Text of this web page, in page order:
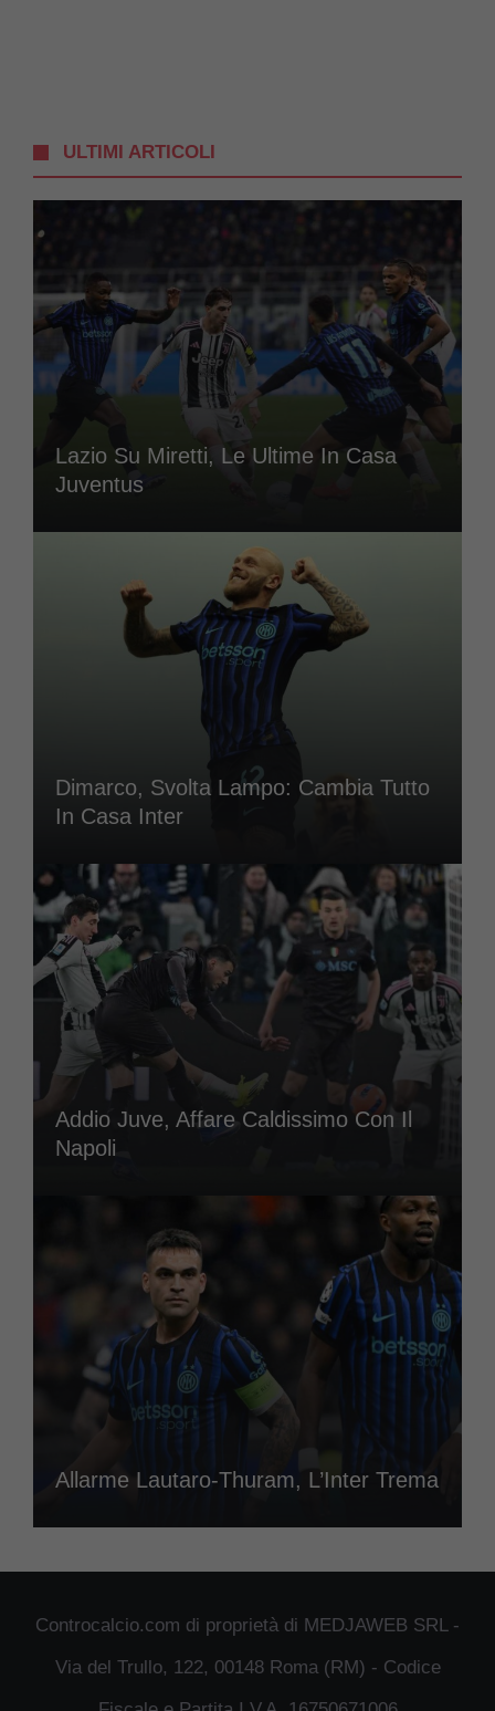
ULTIMI ARTICOLI
Lazio Su Miretti, Le Ultime In Casa
Juventus
Dimarco, Svolta Lampo: Cambia Tutto
In Casa Inter
Addio Juve, Affare Caldissimo Con Il
Napoli
Allarme Lautaro-Thuram, L’Inter Trema
Controcalcio.com di proprietà di MEDJAWEB SRL -
Via del Trullo, 122, 00148 Roma (RM) - Codice